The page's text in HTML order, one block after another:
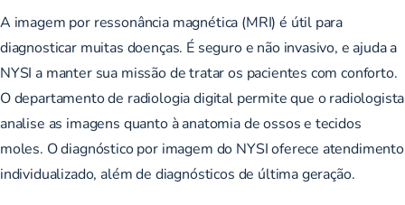
A imagem por ressonância magnética (MRI) é útil para
diagnosticar muitas doenças. É seguro e não invasivo, e ajuda a
NYSI a manter sua missão de tratar os pacientes com conforto.
O departamento de radiologia digital permite que o radiologista
analise as imagens quanto à anatomia de ossos e tecidos
moles. O diagnóstico por imagem do NYSI oferece atendimento
individualizado, além de diagnósticos de última geração.